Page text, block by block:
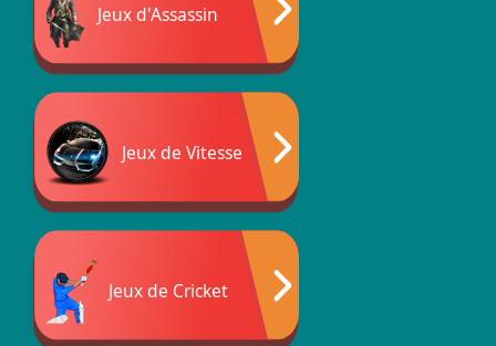
Jeux d'Assassin
Jeux de Vitesse
Jeux de Cricket